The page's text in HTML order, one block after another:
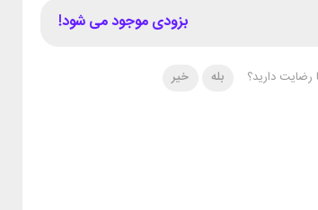
بزودی موجود می شود!
رضایت دارید؟ بله خیر